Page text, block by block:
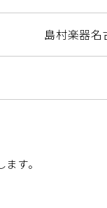
島村楽器
す。